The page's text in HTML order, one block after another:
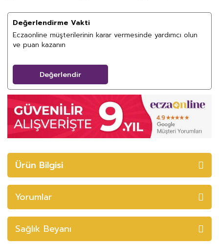
Değerlendirme Vakti
Eczaonline müşterilerinin karar vermesinde yardımcı olun
ve puan kazanın
Değerlendir
Ürün Bilgisi
Yorumlar
Sağlık Beyanı